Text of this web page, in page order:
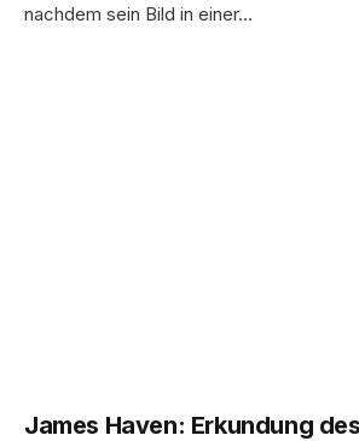
nachdem sein Bild in einer…
James Haven: Erkundung